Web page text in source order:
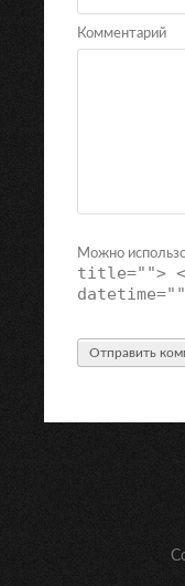
Комментарий
Можно
title="">